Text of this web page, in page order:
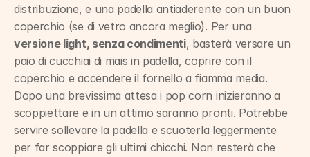
distribuzione, e una padella antiaderente con un buon
versione light, senza condimenti, basterà versare un
paio di cucchiai di mais in padella, coprire con il
coperchio e accendere il fornello a fiamma media.
Dopo una brevissima attesa i pop corn inizieranno a
scoppiettare e in un attimo saranno pronti. Potrebbe
servire sollevare la padella e scuoterla leggermente
per far scoppiare gli ultimi chicchi. Non resterà che